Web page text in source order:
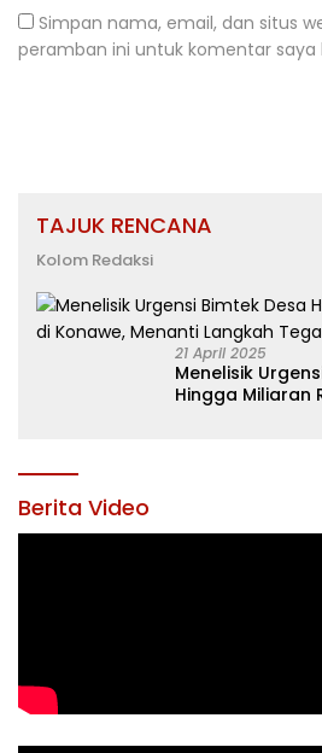
Simpan nama, email, dan situs
peramban ini untuk komentar saya
TAJUK RENCANA
Kolom Redaksi
21 April 2025
Menelisik
Hingga Miliaran
Berita Video